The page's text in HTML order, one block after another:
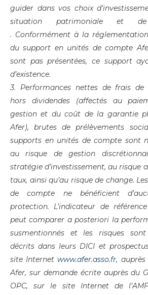
guider dans vos choix
situation patrimoniale et
. Conformément à la
du support en unités de compte
sont pas présentées, ce support
d’existence.
3. Performances nettes de frais de
hors dividendes (affectés au
gestion et du coût de la garantie
Afer), brutes de prélèvements
supports en unités de compte sont
au risque de gestion
stratégie d’investissement, au risque
taux, ainsi qu’au risque de change.
de compte ne bénéficient
protection. L’indicateur de
peut comparer a posteriori la
susmentionnés et les risques
décrits dans leurs DICI et
site Internetwww.afer.asso.fr,
Afer, sur demande écrite auprès du
OPC, sur le site Internet de